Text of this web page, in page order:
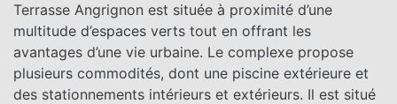
Terrasse Angrignon est située à proximité d’une
multitude d’espaces verts tout en offrant les
avantages d’une vie urbaine. Le complexe propose
plusieurs commodités, dont une piscine extérieure et
des stationnements intérieurs et extérieurs. Il est situé